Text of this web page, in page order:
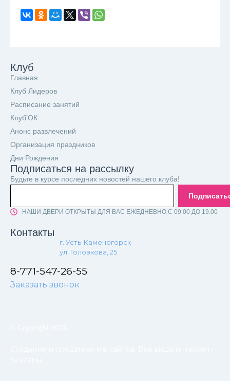
Клуб
Главная
Клуб Лидеров
Расписание занятий
Клуб’ОК
Анонс развлечений
Организация праздников
Дни Рождения
Подписаться на рассылку
Будьте в курсе последних новостей нашего клуба!
НАШИ ДВЕРИ ОТКРЫТЫ ДЛЯ ВАС ЕЖЕДНЕВНО С 09.00 ДО 19.00
Контакты
г. Усть-Каменогорск
ул. Головкова, 25
8-771-547-26-55
Заказать звонок